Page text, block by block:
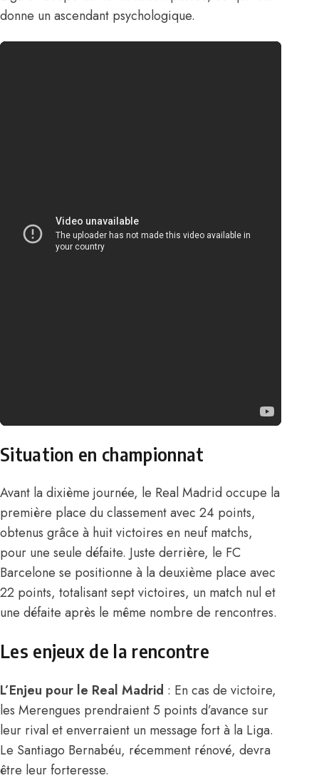
donne un ascendant psychologique.
Situation en championnat
Avant la dixième journée, le Real Madrid occupe la
première place du classement avec 24 points,
obtenus grâce à huit victoires en neuf matchs,
pour une seule défaite. Juste derrière, le FC
Barcelone se positionne à la deuxième place avec
22 points, totalisant sept victoires, un match nul et
une défaite après le même nombre de rencontres.
Les enjeux de la rencontre
L’Enjeu pour le Real Madrid : En cas de victoire,
les Merengues prendraient 5 points d’avance sur
leur rival et enverraient un message fort à la Liga.
Le Santiago Bernabéu, récemment rénové, devra
être leur forteresse.